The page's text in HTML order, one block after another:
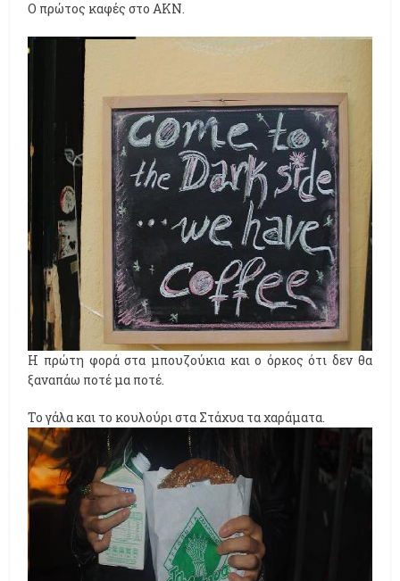
Ο πρώτος καφές στο ΑΚΝ.
Η πρώτη φορά στα μπουζούκια και ο όρκος ότι δεν θα
ξαναπάω ποτέ μα ποτέ.
Το γάλα και το κουλούρι στα Στάχυα τα χαράματα.